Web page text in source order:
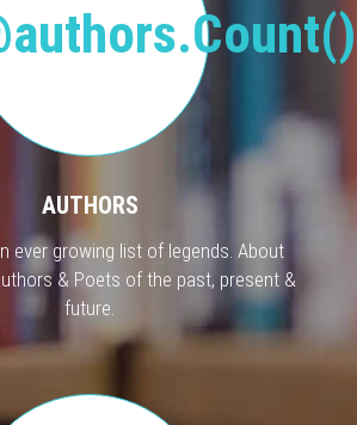
AUTHORS
ever growing list of legends. About
& Poets of the past, present &
future.